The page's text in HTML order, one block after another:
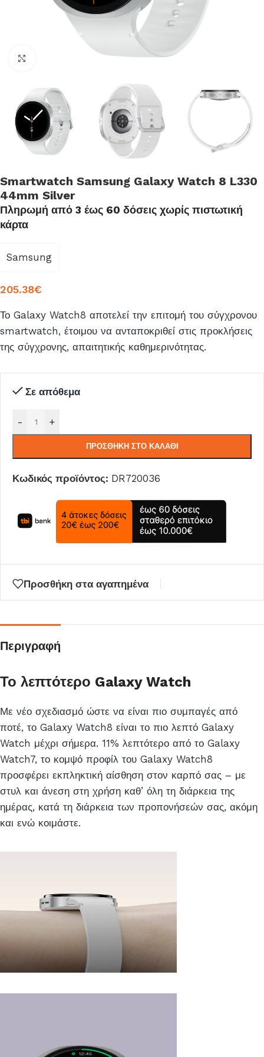
Click to enlarge
Smartwatch Samsung Galaxy Watch 8 L330
44mm Silver
Πληρωμή από 3 έως 60 δόσεις χωρίς πιστωτική
κάρτα
Samsung
205.38€
Το Galaxy Watch8 αποτελεί την επιτομή του σύγχρονου
smartwatch, έτοιμου να ανταποκριθεί στις προκλήσεις
της σύγχρονης, απαιτητικής καθημερινότητας.
Σε απόθεμα
- +
ΠΡΟΣΘΉΚΗ ΣΤΟ ΚΑΛΆΘΙ
Κωδικός προϊόντος: DR720036
Προσθήκη στα αγαπημένα
Περιγραφή
Το λεπτότερο Galaxy Watch
Με νέο σχεδιασμό ώστε να είναι πιο συμπαγές από
ποτέ, το Galaxy Watch8 είναι το πιο λεπτό Galaxy
Watch μέχρι σήμερα. 11% λεπτότερο από το Galaxy
Watch7, το κομψό προφίλ του Galaxy Watch8
προσφέρει εκπληκτική αίσθηση στον καρπό σας – με
στυλ και άνεση στη χρήση καθ’ όλη τη διάρκεια της
ημέρας, κατά τη διάρκεια των προπονήσεών σας, ακόμη
και ενώ κοιμάστε.